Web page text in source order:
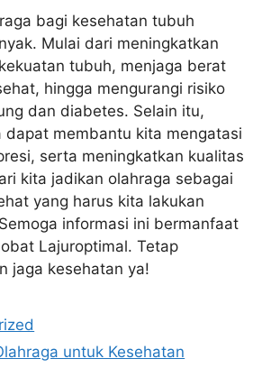
bagi kesehatan tubuh
Mulai dari meningkatkan
tubuh, menjaga berat
hingga mengurangi risiko
dan diabetes. Selain itu,
dapat membantu kita mengatasi
serta meningkatkan kualitas
kita jadikan olahraga sebagai
yang harus kita lakukan
informasi ini bermanfaat
Lajuroptimal. Tetap
jaga kesehatan ya!
untuk Kesehatan